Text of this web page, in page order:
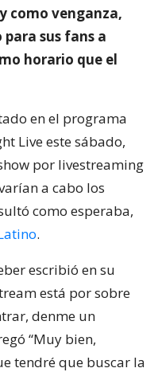
como venganza,
sus fans a
horario que el
en el programa
Live este sábado,
por livestreaming
a cabo los
como esperaba,
.
escribió en su
está por sobre
denme un
“Muy bien,
tendré que buscar la